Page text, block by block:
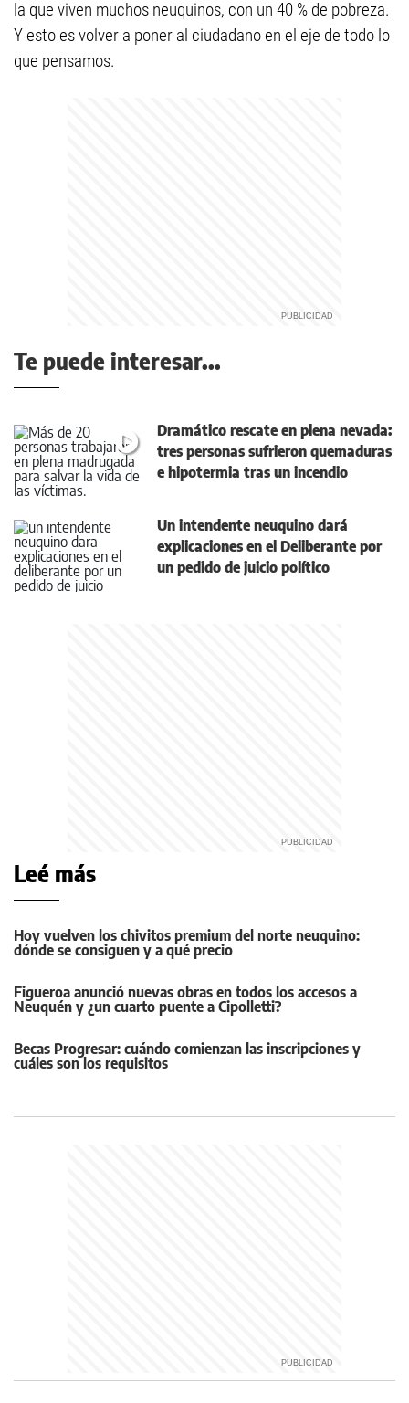
la que viven muchos neuquinos, con un 40 % de pobreza.
Y esto es volver a poner al ciudadano en el eje de todo lo
que pensamos.
Te puede interesar...
Dramático rescate en plena nevada:
tres personas sufrieron quemaduras
e hipotermia tras un incendio
Un intendente neuquino dará
explicaciones en el Deliberante por
un pedido de juicio político
Leé más
Hoy vuelven los chivitos premium del norte neuquino:
dónde se consiguen y a qué precio
Figueroa anunció nuevas obras en todos los accesos a
Neuquén y ¿un cuarto puente a Cipolletti?
Becas Progresar: cuándo comienzan las inscripciones y
cuáles son los requisitos